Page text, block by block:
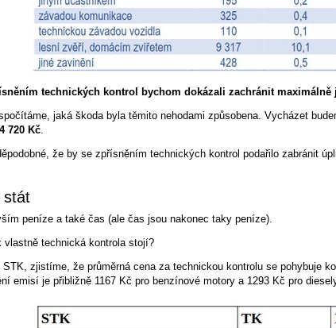
technických kontrol bychom dokázali zachránit maximálně
jaká škoda byla těmito nehodami způsobena. Vycházet
720 Kč.
že by se zpřísněním technických kontrol podařilo zabránit
stát
peníze a také čas (ale čas jsou nakonec taky peníze).
vlastně technická kontrola stojí?
zjistíme, že průměrná cena za technickou kontrolu se pohybuje
emisí je přibližně 1167 Kč pro benzínové motory a 1293 Kč pro